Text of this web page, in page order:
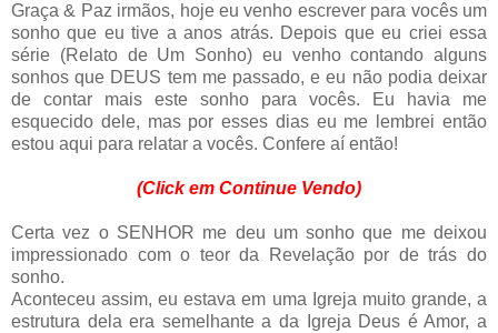
Graça & Paz irmãos, hoje eu venho escrever para vocês um
sonho que eu tive a anos atrás. Depois que eu criei essa
série (Relato de Um Sonho) eu venho contando alguns
sonhos que DEUS tem me passado, e eu não podia deixar
de contar mais este sonho para vocês. Eu havia me
esquecido dele, mas por esses dias eu me lembrei então
estou aqui para relatar a vocês. Confere aí então!
(Click em Continue Vendo)
Certa vez o SENHOR me deu um sonho que me deixou
impressionado com o teor da Revelação por de trás do
sonho.
Aconteceu assim, eu estava em uma Igreja muito grande, a
estrutura dela era semelhante a da Igreja Deus é Amor, a